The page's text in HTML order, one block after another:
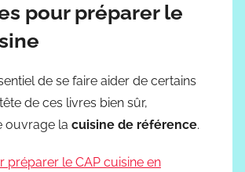
pour préparer le
de se faire aider de certains
de ces livres bien sûr,
ouvrage la cuisine de référence.
préparer le CAP cuisine en